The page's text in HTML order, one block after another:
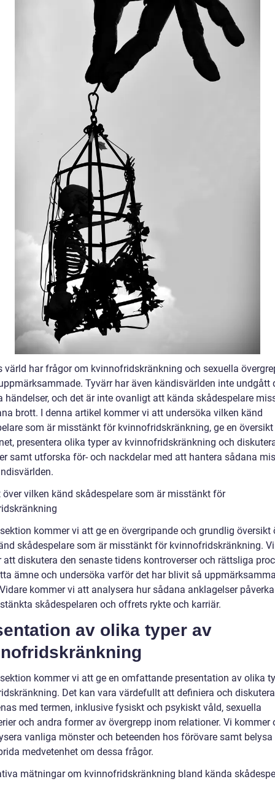
värld har frågor om kvinnofridskränkning och sexuella
Tyvärr har även kändisvärlden inte undgått
händelser, och det är inte ovanligt att kända skådespelare
brott. I denna artikel kommer vi att undersöka vilken känd
som är misstänkt för kvinnofridskränkning, ge en översikt
presentera olika typer av kvinnofridskränkning och
samt utforska för- och nackdelar med att hantera sådana
över vilken känd skådespelare som är misstänkt för
kommer vi att ge en övergripande och grundlig översikt
skådespelare som är misstänkt för kvinnofridskränkning. Vi
att diskutera den senaste tidens kontroverser och rättsliga
ämne och undersöka varför det har blivit så
kommer vi att analysera hur sådana anklagelser
skådespelaren och offrets rykte och karriär.
av olika typer av
kommer vi att ge en omfattande presentation av olika
Det kan vara värdefullt att definiera och
med termen, inklusive fysiskt och psykiskt våld, sexuella
och andra former av övergrepp inom relationer. Vi kommer
vanliga mönster och beteenden hos förövare samt belysa
medvetenhet om dessa frågor.
mätningar om kvinnofridskränkning bland kända